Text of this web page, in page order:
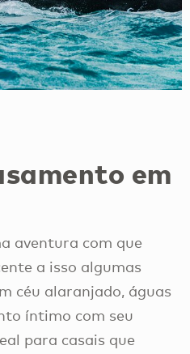
em
aventura com que
a isso algumas
céu alaranjado, águas
íntimo com seu
para casais que